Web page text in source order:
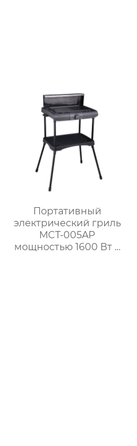
Портативный
электрический гриль
MCT-005AP
мощностью 1600 Вт с